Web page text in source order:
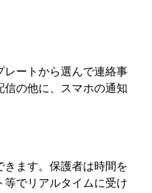
レートから選んで連絡事
の他に、スマホの通知
ます。保護者は時間を
でリアルタイムに受け